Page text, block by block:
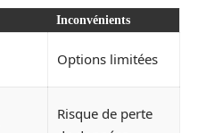
Inconvénients
Options limitées
Risque de perte